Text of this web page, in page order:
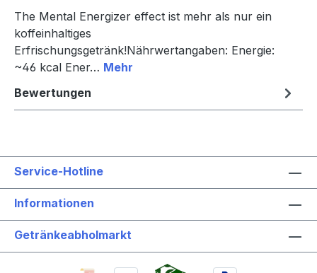
The Mental Energizer effect ist mehr als nur ein
koffeinhaltiges
Erfrischungsgetränk!Nährwertangaben: Energie:
~46 kcal Ener… Mehr
Bewertungen
Service-Hotline
Informationen
Getränkeabholmarkt